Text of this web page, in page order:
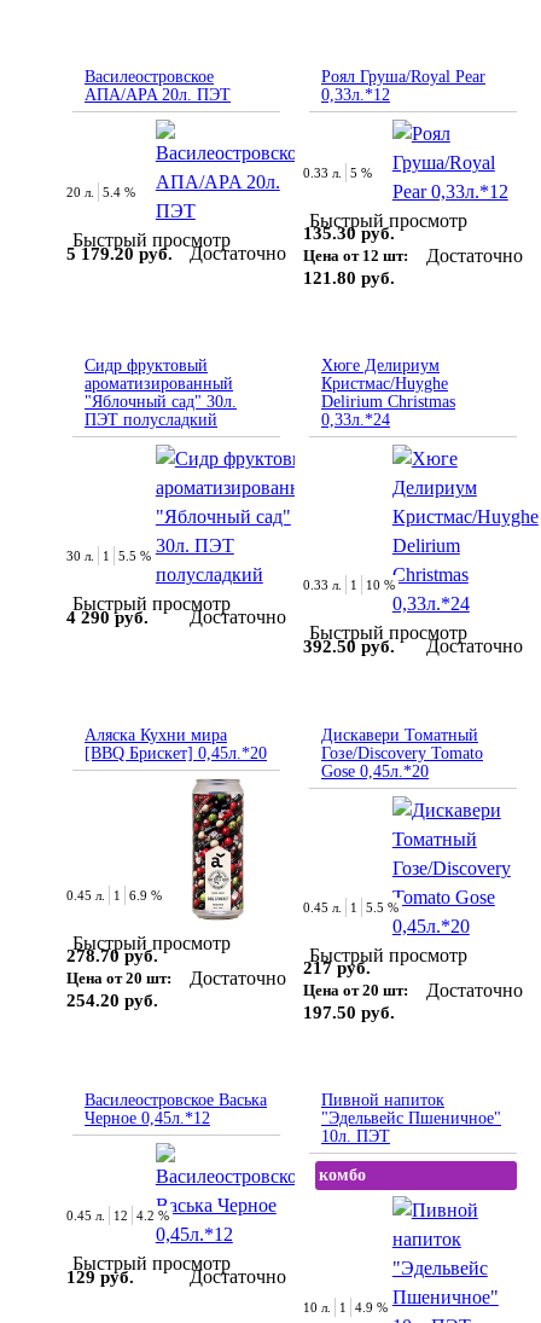
Василеостровское
АПА/APA 20л. ПЭT
Быстрый просмотр
20 л. 5.4 %
5 179.20 руб. Достаточно
Роял Груша/Royal Pear
0,33л.*12
Быстрый просмотр
0.33 л. 5 %
135.30 руб.
Цена от 12 шт:
121.80 руб.
Достаточно
Сидр фруктовый
ароматизированный
"Яблочный сад" 30л.
ПЭТ полусладкий
Быстрый просмотр
30 л. 1 5.5 %
4 290 руб. Достаточно
Хюге Делириум
Кристмас/Huyghe
Delirium Christmas
0,33л.*24
Быстрый просмотр
0.33 л. 1 10 %
392.50 руб. Достаточно
Аляска Кухни мира
[BBQ Брискет] 0,45л.*20
Быстрый просмотр
0.45 л. 1 6.9 %
278.70 руб.
Цена от 20 шт:
254.20 руб.
Достаточно
Дискавери Томатный
Гозе/Discovery Tomato
Gose 0,45л.*20
Быстрый просмотр
0.45 л. 1 5.5 %
217 руб.
Цена от 20 шт:
197.50 руб.
Достаточно
Василеостровское Васька
Черное 0,45л.*12
Быстрый просмотр
0.45 л. 12 4.2 %
129 руб. Достаточно
Пивной напиток
"Эдельвейс Пшеничное"
10л. ПЭТ
комбо
10 л. 1 4.9 %